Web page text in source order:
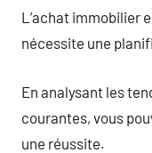
L’achat immobilier
nécessite une
En analysant les
courantes, vous
une réussite.